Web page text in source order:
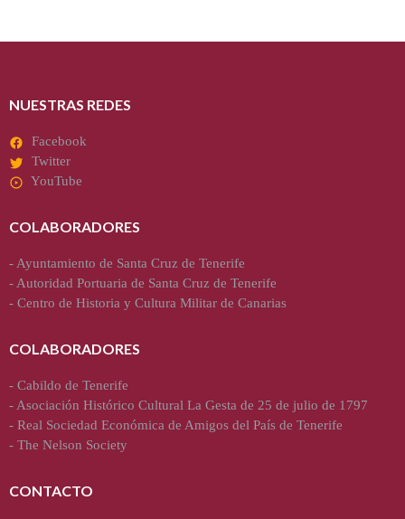
NUESTRAS REDES
Facebook
Twitter
YouTube
COLABORADORES
-Ayuntamiento de Santa Cruz de Tenerife
-Autoridad Portuaria de Santa Cruz de Tenerife
- Centro de Historia y Cultura Militar de Canarias
COLABORADORES
- Cabildo de Tenerife
-Asociación Histórico Cultural La Gesta de 25 de julio de 1797
- Real Sociedad Económica de Amigos del País de Tenerife
- The Nelson Society
CONTACTO